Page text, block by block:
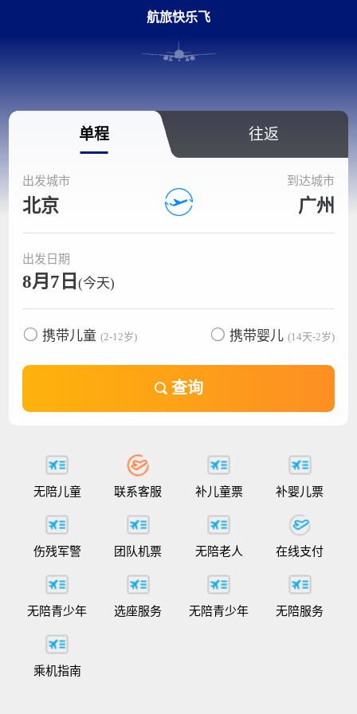
航旅快乐飞
单程 往返
出发城市
北京
到达城市
广州
出发日期
8月7日 (今天)
携带儿童 (2-12岁) 携带婴儿 (14天-2岁)
查询
无陪儿童 联系客服 补儿童票 补婴儿票
伤残军警 团队机票 无陪老人 在线支付
无陪青少年 选座服务 无陪青少年 无陪服务
乘机指南